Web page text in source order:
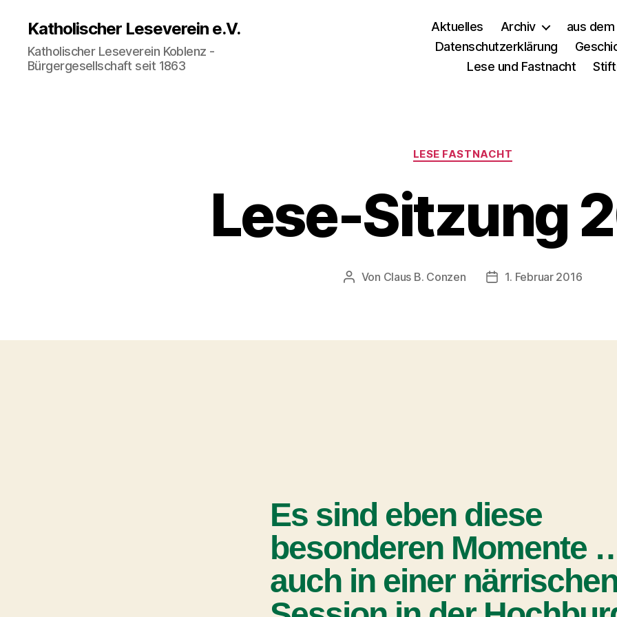
Katholischer Leseverein e.V.
Katholischer Leseverein Koblenz -
Bürgergesellschaft seit 1863
Aktuelles Archiv aus
Datenschutzerklärung
Lese und Fastnacht
LESE FASTNACHT
Lese-Sitzung
Von Claus B. Conzen 1. Februar 2016
Es sind eben diese
besonderen Momente
auch in einer